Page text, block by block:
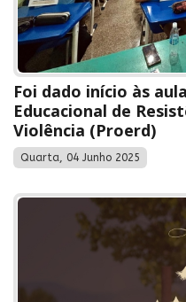
Foi dado início às
Educacional de
Violência (Proerd)
Quarta, 04 Junho 2025